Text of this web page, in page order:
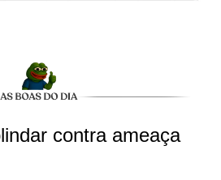
contra ameaça